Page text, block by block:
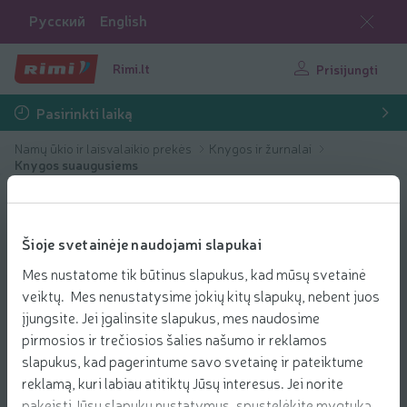
Šioje svetainėje naudojami slapukai
Mes nustatome tik būtinus slapukus, kad mūsų svetainė
veiktų. Mes nenustatysime jokių kitų slapukų, nebent juos
įjungsite. Jei įgalinsite slapukus, mes naudosime
pirmosios ir trečiosios šalies našumo ir reklamos
slapukus, kad pagerintume savo svetainę ir pateiktume
reklamą, kuri labiau atitiktų Jūsų interesus. Jei norite
Русский English
Rimi.lt Prisijungti
Pasirinkti laiką
Namų ūkio ir laisvalaikio prekės
Knygos ir žurnalai
Knygos suaugusiems